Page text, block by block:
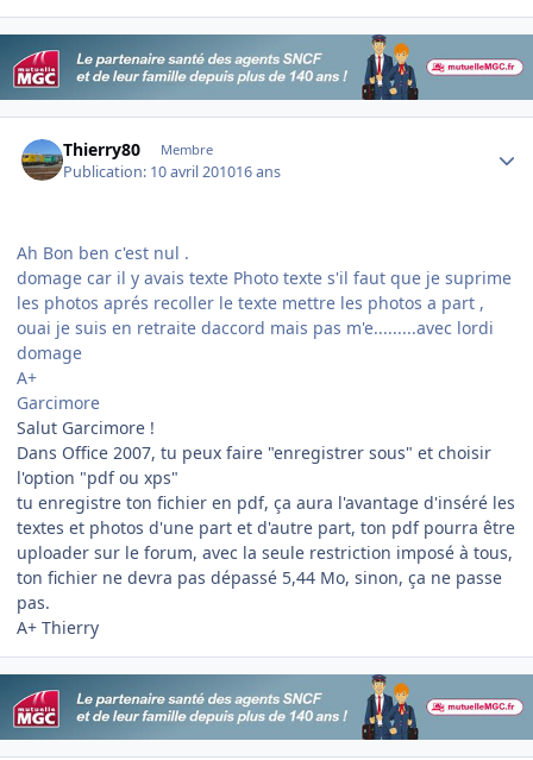
Thierry80 Membre
Publication: 10 avril 201016 ans
Ah Bon ben c'est nul .
domage car il y avais texte Photo texte s'il faut que je suprime
les photos aprés recoller le texte mettre les photos a part ,
ouai je suis en retraite daccord mais pas m'e.........avec lordi
domage
A+
Garcimore
Salut Garcimore !
Dans Office 2007, tu peux faire "enregistrer sous" et choisir
l'option "pdf ou xps"
tu enregistre ton fichier en pdf, ça aura l'avantage d'inséré les
textes et photos d'une part et d'autre part, ton pdf pourra être
uploader sur le forum, avec la seule restriction imposé à tous,
ton fichier ne devra pas dépassé 5,44 Mo, sinon, ça ne passe
pas.
A+ Thierry